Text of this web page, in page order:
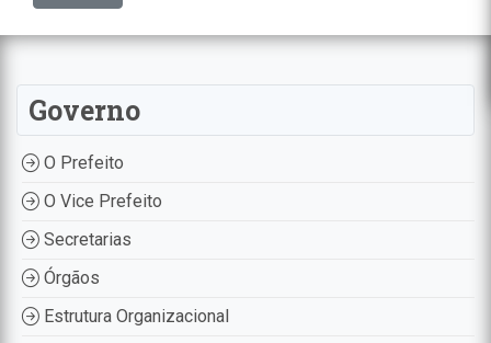
Governo
O Prefeito
O Vice Prefeito
Secretarias
Órgãos
Estrutura Organizacional